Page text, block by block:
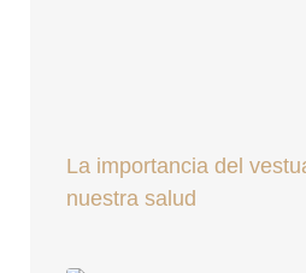
La importancia del
nuestra salud